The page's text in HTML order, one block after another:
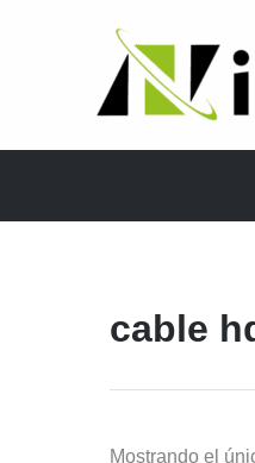
cable
Mostrando el